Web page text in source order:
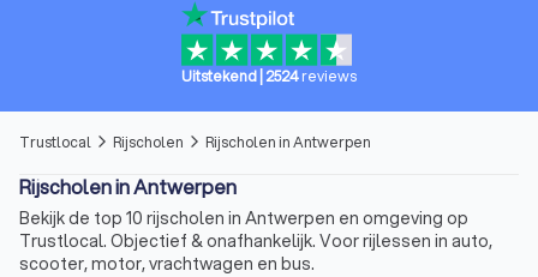
Uitstekend 2524reviews
Trustlocal arrow_forward_ios Rijscholen arrow_forward_ios Rijscholen in Antwerpen
Rijscholen in Antwerpen
Bekijk de top 10 rijscholen in Antwerpen en omgeving op
Trustlocal. Objectief & onafhankelijk. Voor rijlessen in auto,
scooter, motor, vrachtwagen en bus.